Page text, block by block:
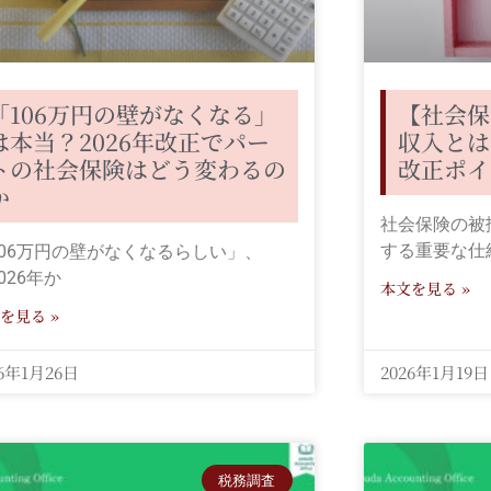
106万円の壁がなくなる」
本当？2026年改正でパー
の社会保険はどう変わるの
万円の壁がなくなるらしい」、
年か
見る »
1月26日
【社会
収入と
改正ポ
社会保険の
する重要な仕
本文を見る »
2026年1月19日
税務調査